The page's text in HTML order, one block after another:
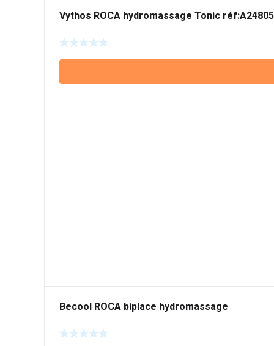
Vythos ROCA hydromassage Tonic
Becool ROCA biplace hydromassage